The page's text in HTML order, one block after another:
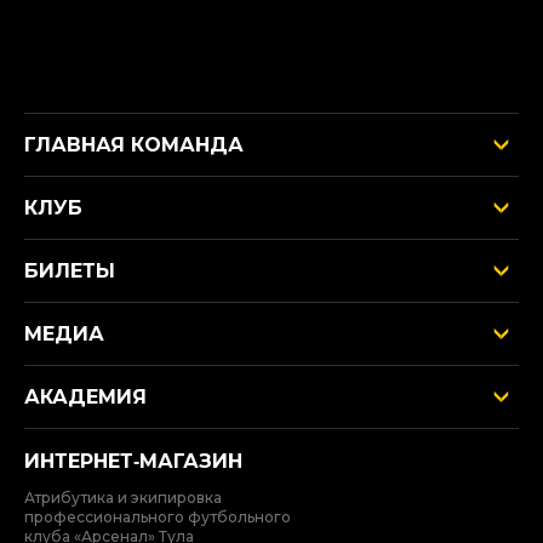
ГЛАВНАЯ КОМАНДА
КЛУБ
БИЛЕТЫ
МЕДИА
АКАДЕМИЯ
ИНТЕРНЕТ‑МАГАЗИН
Атрибутика и экипировка
профессионального футбольного
клуба «Арсенал» Тула